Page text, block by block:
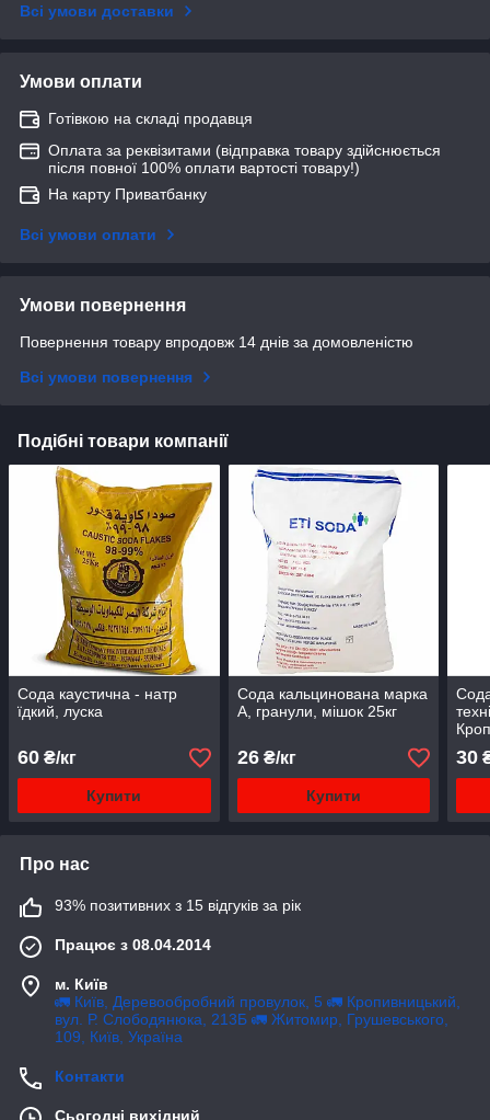
Всі умови доставки
Умови оплати
Готівкою на складі продавця
Оплата за реквізитами (відправка товару здійснюється
після повної 100% оплати вартості товару!)
На карту Приватбанку
Всі умови оплати
Умови повернення
Повернення товару впродовж 14 днів за домовленістю
Всі умови повернення
Подібні товари компанії
Сода каустична - натр
їдкий, луска
60 ₴/кг
Купити
Сода кальцинована марка
А, гранули, мішок 25кг
26₴/кг
Купити
30
Про нас
93% позитивних з 15 відгуків за рік
Працює з 08.04.2014
м. Київ
🚛 Київ, Деревообробний провулок, 5 🚛 Кропивницький,
вул. Р. Слободянюка, 213Б 🚛 Житомир, Грушевського,
109, Київ, Україна
Контакти
Сьогодні вихідний